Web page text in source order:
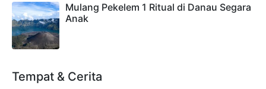
Mulang Pekelem 1 Ritual di Danau Segara
Anak
Tempat & Cerita